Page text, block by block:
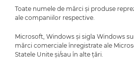
Toate numele de mărci şi produse
ale companiilor respective.
Microsoft, Windows şi sigla Windows
mărci comerciale înregistrate ale
Statele Unite şi/sau în alte ţări.